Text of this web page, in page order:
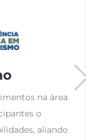
na área
o
aliando